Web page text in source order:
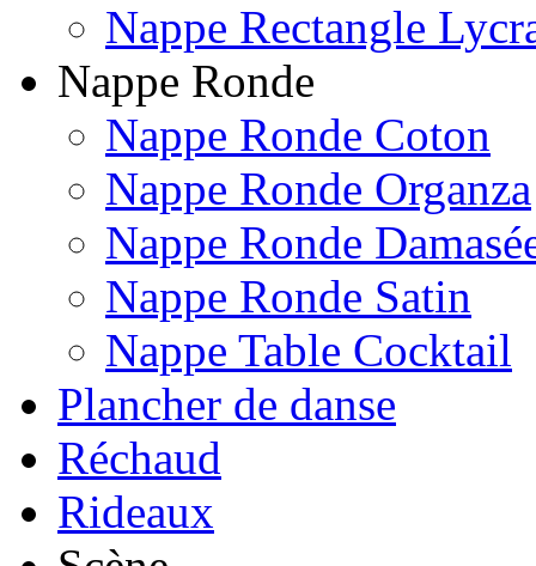
Nappe Rectangle
Nappe Ronde
Nappe Ronde Coton
Nappe Ronde Organza
Nappe Ronde
Nappe Ronde Satin
Nappe Table Cocktail
Plancher de danse
Réchaud
Rideaux